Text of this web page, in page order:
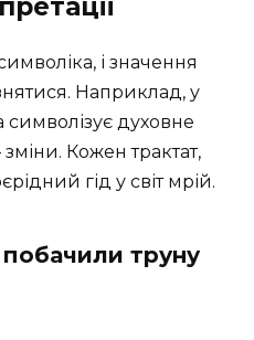
і значення
Наприклад, у
символізує духовне
Кожен трактат,
гід у світ мрій.
труну